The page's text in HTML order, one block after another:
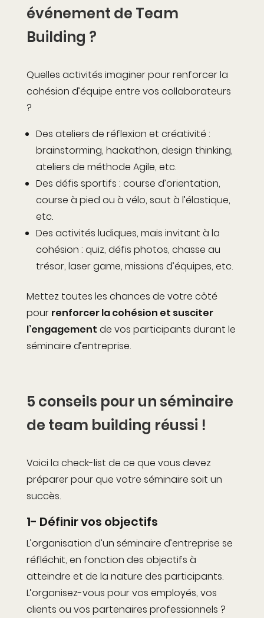
événement de Team
Building ?
Quelles activités imaginer pour renforcer la
cohésion d’équipe entre vos collaborateurs
?
Des ateliers de réflexion et créativité :
brainstorming, hackathon, design thinking,
ateliers de méthode Agile, etc.
Des défis sportifs : course d’orientation,
course à pied ou à vélo, saut à l’élastique,
etc.
Des activités ludiques, mais invitant à la
cohésion : quiz, défis photos, chasse au
trésor, laser game, missions d’équipes, etc.
Mettez toutes les chances de votre côté
pour renforcer la cohésion et susciter
l’engagement de vos participants durant le
séminaire d’entreprise.
5 conseils pour un séminaire
de team building réussi !
Voici la check-list de ce que vous devez
préparer pour que votre séminaire soit un
succès.
1- Définir vos objectifs
L’organisation d’un séminaire d’entreprise se
réfléchit, en fonction des objectifs à
atteindre et de la nature des participants.
L’organisez-vous pour vos employés, vos
clients ou vos partenaires professionnels ?